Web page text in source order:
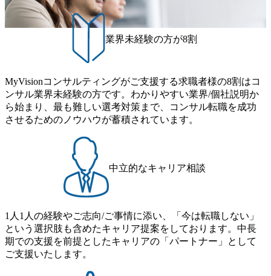
験3年未満の離職率は0％と驚異の定着率を誇る 大手ファー
ムと同水準以上の報酬制度であり、ファーム経験者の場合
は、転職時報酬アップが基本 強く「個人」の成⾧を重視す
るカルチャーであり、昇進に枠もなく、今ならReadyになれ
ば上がれる環境となっている 安定した経営環境の下、コン
できる 豊富な経験を持つコンサル経験者の場合は、自らチ
ームを立ち上げることが可能 裁量をもった営業活動、デリ
バリー活動ができる(スタートアップとの協業、新規ソリュ
ーションの開発 など) シンプレクスの顧客基盤、エンジニ
できる 2026年8月21日(金) 19:30〜21:30 (19:20開場) 2026年8
月12日(水) 16:00 ※参加状況によっては抽選とさせていただ
く可能性がございます。 このたび、ファーム経験者の方を
対象にした懇親会形式の採用イベント「サロンイベント」
を開催いたします。 カジュアルな場で現場社員と直接交流
できる機会ですので、ぜひご参加ください。 当日はXspear
Consulting代表取締役の早田とMDやその他現場社員が複数
名参加する予定です！ ●費用 : 無料 虎ノ門ヒルズ付近 ※詳
細な場所については参加者の方へ個別でご連絡いたしま
す。 コンサルファームにてマネージャー以上の職務を担当
ラウンドを持つメンバーの働く環境を整えている SDGsの推
進にも積極的で、プロボノ支援等を行っている 部活動も活
発で、多くのクラブが立ち上がっており、さまざまな役
職・所属・組織を超えて社員間のネットワーク形成・交流
の場となっている <u>教育・研修プログラムが非常に充実</
番組があり、新卒紹介、会社の七不思議紹介等、規模が大
きくなっていく中で社員同士のつながりを広げる取り組み
もしている 今後の成長戦略として海外展開を見据えてい
る。足元のグローバル案件割合は10%程度だが、英語が得
ンスも大きい。 代表インタビュー https://note.com/dirbato/n/n0
a040c36b128 Forbes JAPAN BrandVoice Studio 「使命はテクノ
ロジーで企業の可能性を引き出すこと。日本に求められるI
Tコンサルタントという伴走者」 https://forbesjapan.com/article
s/detail/67452 Forbes JAPAN BrandVoice Studio 「コンサル業
界におけるIT人材価値再興。Dirbatoの最前線パートナーが
切り開くテクノロジーの変革」 https://forbesjapan.com/articles/
preview/68657?preview=TAI1oir8Coe5Df3zuZhtd24YfH72/Zzdm
BTIEMOnWUWREjOFLO1IL1KPEi4dgCbb Forbes JAPAN Bra
ndVoice Studio 「求めるのは、競争と連帯 。IT特化の急成長
ファーム・Dirbatoの社員支援」 https://forbesjapan.com/articles/
業界未経験の方が8割
MyVisionコンサルティングがご支援する求職者様の8割はコ
ンサル業界未経験の方です。わかりやすい業界/個社説明か
ら始まり、最も難しい選考対策まで、コンサル転職を成功
させるためのノウハウが蓄積されています。
中立的なキャリア相談
1人1人の経験やご志向/ご事情に添い、「今は転職しない」
という選択肢も含めたキャリア提案をしております。中長
期での支援を前提としたキャリアの「パートナー」として
ご支援いたします。